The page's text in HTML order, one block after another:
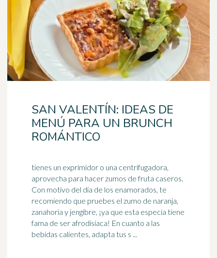
SAN VALENTÍN: IDEAS DE
MENÚ PARA UN BRUNCH
ROMÁNTICO
tienes un exprimidor o una centrifugadora,
aprovecha para hacer zumos de fruta caseros.
Con motivo del día de los enamorados, te
recomiendo que pruebes el zumo de naranja,
zanahoria y jengibre, ¡ya que esta especia tiene
fama de ser afrodisíaca! En cuanto a las
bebidas calientes, adapta tus s ...